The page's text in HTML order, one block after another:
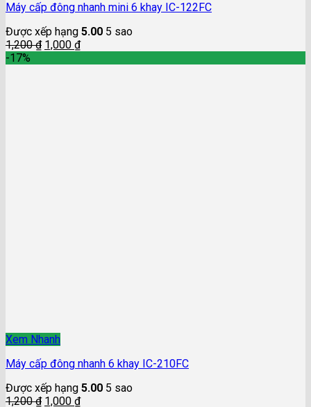
Máy cấp đông nhanh mini 6 khay IC-122FC
Được xếp hạng 5.00 5 sao
1,200₫ 1,000 ₫
-17%
Xem Nhanh
Máy cấp đông nhanh 6 khay IC-210FC
Được xếp hạng 5.00 5 sao
1,200₫ 1,000 ₫